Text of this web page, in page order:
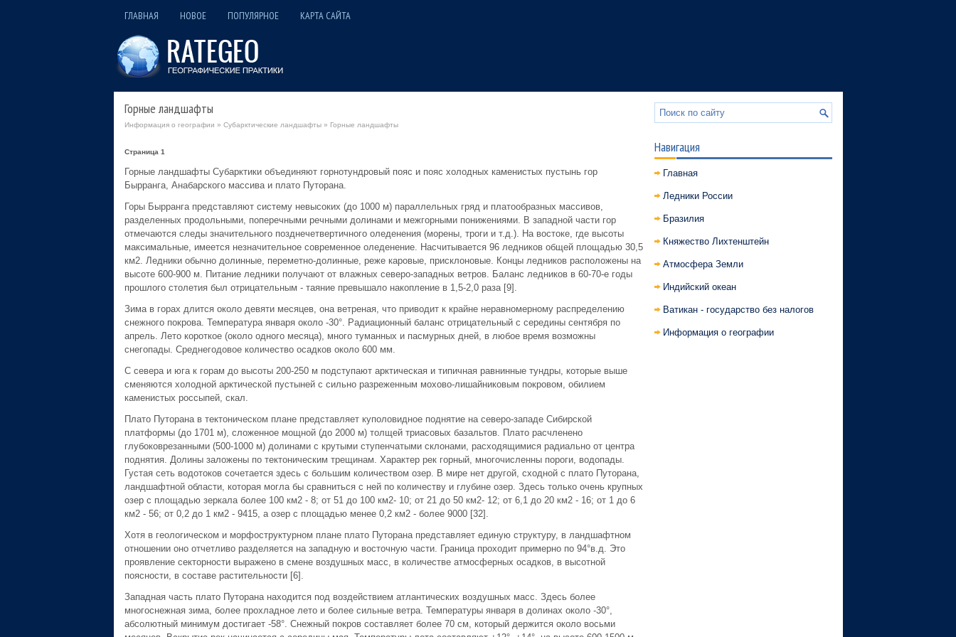
ГЛАВНАЯ НОВОЕ ПОПУЛЯРНОЕ КАРТА САЙТА
Горные ландшафты
Информация о географии » Субарктические ландшафты» Горные ландшафты
Страница 1
Горные ландшафты Субарктики объединяют горнотундровый пояс и пояс холодных каменистых пустынь гор
Бырранга, Анабарского массива и плато Путорана.
Горы Бырранга представляют систему невысоких (до 1000 м) параллельных гряд и платообразных массивов,
разделенных продольными, поперечными речными долинами и межгорными понижениями. В западной части гор
отмечаются следы значительного позднечетвертичного оледенения (морены, троги и т.д.). На востоке, где высоты
максимальные, имеется незначительное современное оледенение. Насчитывается 96 ледников общей площадью 30,5
км2. Ледники обычно долинные, переметно-долинные, реже каровые, присклоновые. Концы ледников расположены на
высоте 600-900 м. Питание ледники получают от влажных северо-западных ветров. Баланс ледников в 60-70-е годы
прошлого столетия был отрицательным - таяние превышало накопление в 1,5-2,0 раза [9].
Зима в горах длится около девяти месяцев, она ветреная, что приводит к крайне неравномерному распределению
снежного покрова. Температура января около -30°. Радиационный баланс отрицательный с середины сентября по
апрель. Лето короткое (около одного месяца), много туманных и пасмурных дней, в любое время возможны
снегопады. Среднегодовое количество осадков около 600 мм.
С севера и юга к горам до высоты 200-250 м подступают арктическая и типичная равнинные тундры, которые выше
сменяются холодной арктической пустыней с сильно разреженным мохово-лишайниковым покровом, обилием
каменистых россыпей, скал.
Плато Путорана в тектоническом плане представляет куполовидное поднятие на северо-западе Сибирской
платформы (до 1701 м), сложенное мощной (до 2000 м) толщей триасовых базальтов. Плато расчленено
глубоковрезанными (500-1000 м) долинами с крутыми ступенчатыми склонами, расходящимися радиально от центра
поднятия. Долины заложены по тектоническим трещинам. Характер рек горный, многочисленны пороги, водопады.
Густая сеть водотоков сочетается здесь с большим количеством озер. В мире нет другой, сходной с плато Путорана,
ландшафтной области, которая могла бы сравниться с ней по количеству и глубине озер. Здесь только очень крупных
озер с площадью зеркала более 100 км2 - 8; от 51 до 100 км2- 10; от 21 до 50 км2- 12; от 6,1 до 20 км2 - 16; от 1 до 6
км2 - 56; от 0,2 до 1 км2 - 9415, а озер с площадью менее 0,2 км2 - более 9000 [32].
Хотя в геологическом и морфоструктурном плане плато Путорана представляет единую структуру, в ландшафтном
отношении оно отчетливо разделяется на западную и восточную части. Граница проходит примерно по 94°в.д. Это
проявление секторности выражено в смене воздушных масс, в количестве атмосферных осадков, в высотной
поясности, в составе растительности [6].
Западная часть плато Путорана находится под воздействием атлантических воздушных масс. Здесь более
многоснежная зима, более прохладное лето и более сильные ветра. Температуры января в долинах около -30°,
абсолютный минимум достигает -58°. Снежный покров составляет более 70 см, который держится около восьми
Навигация
Главная
Ледники России
Бразилия
Княжество Лихтенштейн
Атмосфера Земли
Индийский океан
Ватикан - государство без налогов
Информация о географии